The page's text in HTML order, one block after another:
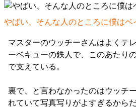
やばい、そんな人のところに僕はベ
マスターのウッチーさんはよくテ
ーベキューの鉄人で、このあたり
で支えている。
裏で、と言わなかったのはウッチ
れていて写真写りがよすぎるからだ